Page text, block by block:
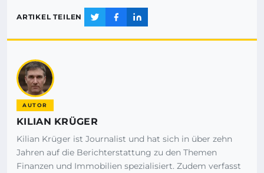
ARTIKEL TEILEN
AUTOR
KILIAN KRÜGER
Kilian Krüger ist Journalist und hat sich in über zehn
Jahren auf die Berichterstattung zu den Themen
Finanzen und Immobilien spezialisiert. Zudem verfasst